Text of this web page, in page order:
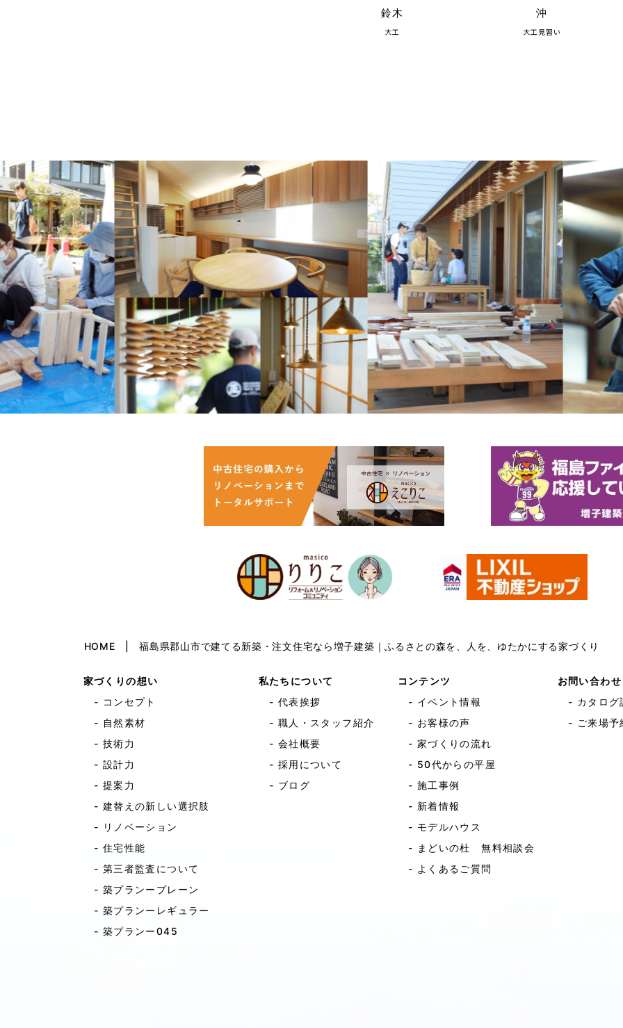
鈴木
大工
沖
大工見習い
HOME | 福島県郡山市で建てる新築・注文住宅なら増子建築｜ふるさとの森を、人を、ゆたかにする家づくり
家づくりの想い
- コンセプト
- 自然素材
- 技術力
- 設計力
- 提案力
- 建替えの新しい選択肢
- リノベーション
- 住宅性能
- 第三者監査について
- 築プランープレーン
- 築プランーレギュラー
- 築プランー045
私たちについて
- 代表挨拶
- 職人・スタッフ紹介
- 会社概要
- 採用について
- ブログ
コンテンツ
- イベント情報
- お客様の声
- 家づくりの流れ
- 50代からの平屋
- 施工事例
- 新着情報
- モデルハウス
- まどいの杜 無料相談会
- よくあるご質問
お問い合わせ
- カタログ
- ご来場予